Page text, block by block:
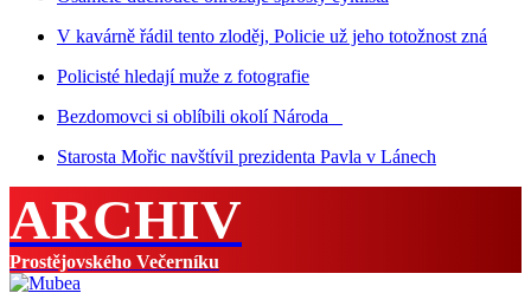
V kavárně řádil tento zloděj, Policie už jeho totožnost zná
Policisté hledají muže z fotografie
Bezdomovci si oblíbili okolí Národa
Starosta Mořic navštívil prezidenta Pavla v Lánech
ARCHIV
Prostějovského Večerníku